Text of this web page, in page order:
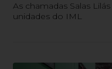
As chamadas Salas
unidades do IML